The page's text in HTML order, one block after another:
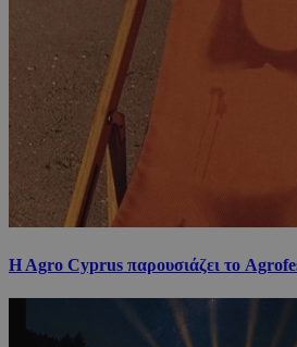
H Agro Cyprus παρουσιάζει το